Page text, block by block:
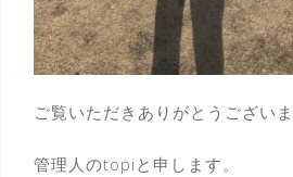
ご覧いただきありがとうございま
管理人のtopiと申します。